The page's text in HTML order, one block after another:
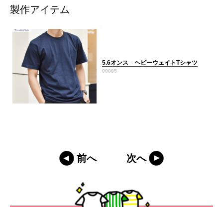
製作アイテム
5.6オンス ヘビーウェイトTシャツ
00085
前へ 次へ